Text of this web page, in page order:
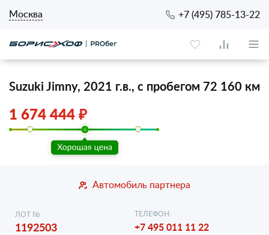
Москва +7 (495) 785-13-22
Suzuki Jimny, 2021 г.в., с пробегом 72 160 км
1 674 444 ₽
Автомобиль партнера
ЛОТ №
1192503
ТЕЛЕФОН:
+7 495 011 11 22